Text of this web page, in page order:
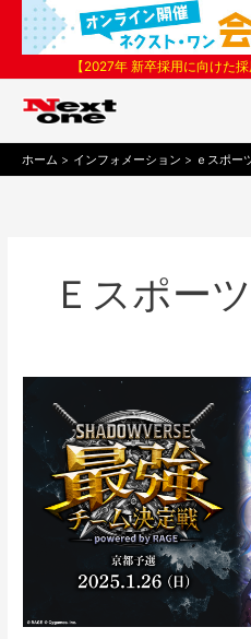
ス
【2027年 新卒採用に向けた
ホーム インフォメーション ｅスポー
Ｅスポーツ
Shadowverse
by